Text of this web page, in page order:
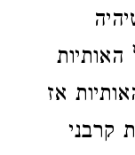
אז
קרבני